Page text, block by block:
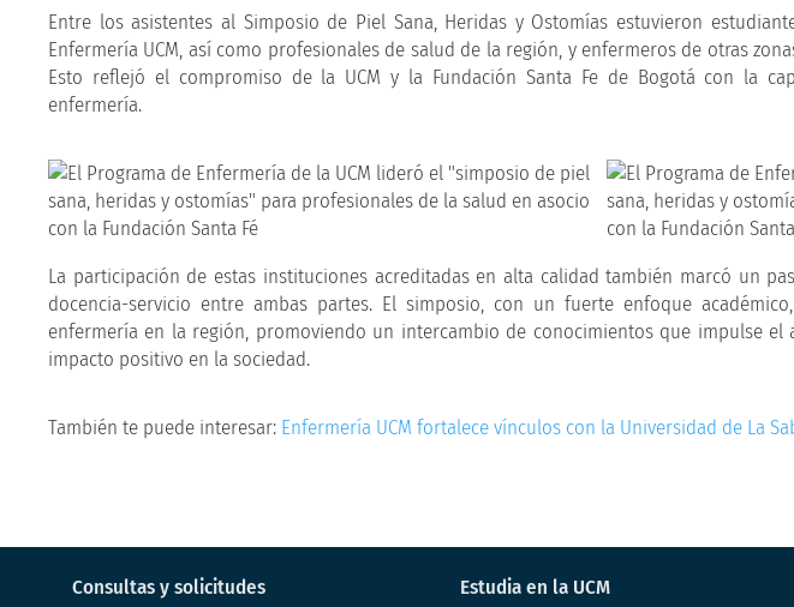
Entre los asistentes al Simposio de Piel Sana, Heridas y Ostomías estuvieron
Enfermería UCM, así como profesionales de salud de la región, y enfermeros de otras
Esto reflejó el compromiso de la UCM y la Fundación Santa Fe de Bogotá con la
enfermería.
La participación de estas instituciones acreditadas en alta calidad también marcó un
docencia-servicio entre ambas partes. El simposio, con un fuerte enfoque
enfermería en la región, promoviendo un intercambio de conocimientos que impulse
impacto positivo en la sociedad.
También te puede interesar: Enfermería UCM fortalece vínculos con la Universidad de La
Consultas y solicitudes Estudia en la UCM